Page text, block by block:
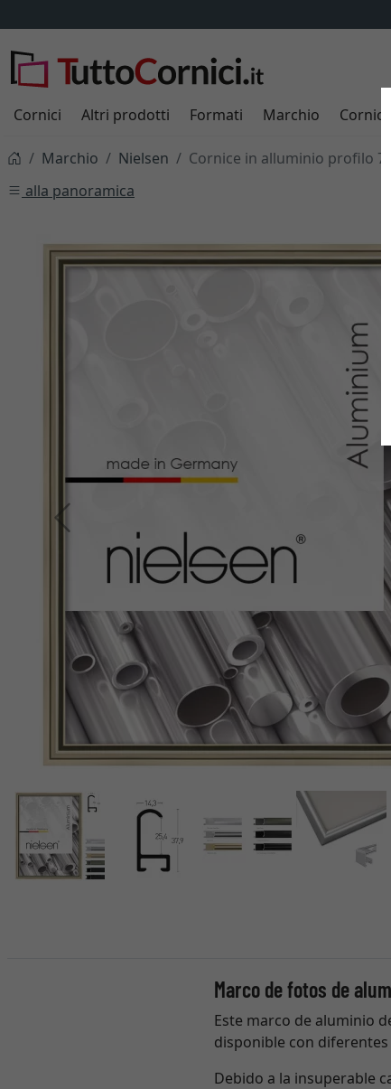
Cornici Altri prodotti Formati Marchio Cornici
Marchio Nielsen
Cornice in alluminio profilo 71
alla panoramica
Indietro
Marco de fotos de
Este marco de aluminio
disponible con
Debido a la insuperable